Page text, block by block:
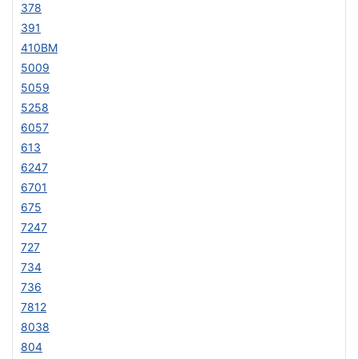
378
391
410BM
5009
5059
5258
6057
613
6247
6701
675
7247
727
734
736
7812
8038
804